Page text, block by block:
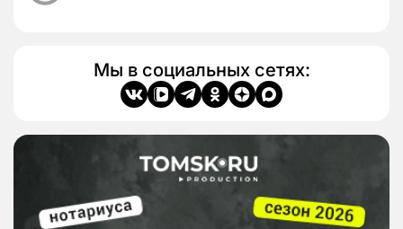
Мы в социальных сетях: